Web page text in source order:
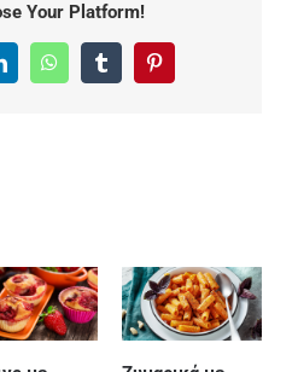
Your Platform!
LinkedInWhatsAppTumblr